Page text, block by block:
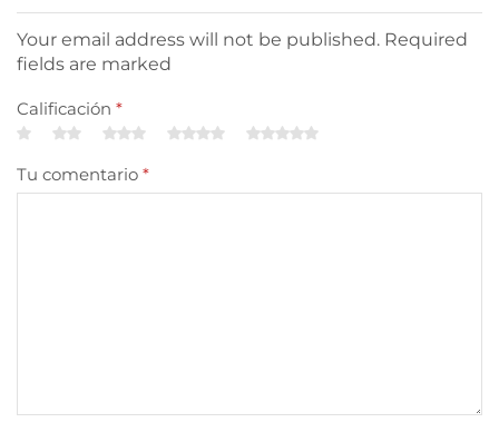
Your email address will not be published. Required
fields are marked
Calificación *
Tu comentario *